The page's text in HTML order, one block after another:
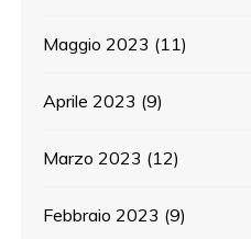
Maggio 2023 (11)
Aprile 2023 (9)
Marzo 2023 (12)
Febbraio 2023 (9)